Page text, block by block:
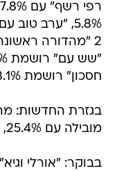
חסכון" רושמת 18.1%.
מובילה עם 25.4%, חדשות 10 אתמול עם 9.7%.